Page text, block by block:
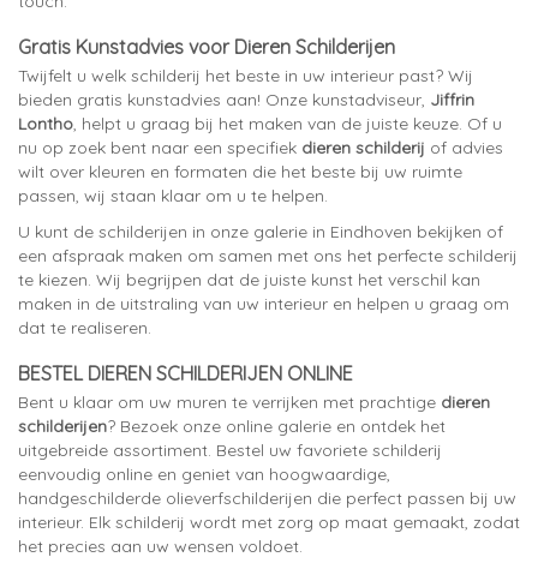
Gratis Kunstadvies voor Dieren Schilderijen
Twijfelt u welk schilderij het beste in uw interieur past? Wij
bieden gratis kunstadvies aan! Onze kunstadviseur, Jiffrin
Lontho, helpt u graag bij het maken van de juiste keuze. Of u
nu op zoek bent naar een specifiek dieren schilderij of advies
wilt over kleuren en formaten die het beste bij uw ruimte
passen, wij staan klaar om u te helpen.
U kunt de schilderijen in onze galerie in Eindhoven bekijken of
een afspraak maken om samen met ons het perfecte schilderij
te kiezen. Wij begrijpen dat de juiste kunst het verschil kan
maken in de uitstraling van uw interieur en helpen u graag om
dat te realiseren.
BESTEL DIEREN SCHILDERIJEN ONLINE
Bent u klaar om uw muren te verrijken met prachtige dieren
schilderijen? Bezoek onze online galerie en ontdek het
uitgebreide assortiment. Bestel uw favoriete schilderij
eenvoudig online en geniet van hoogwaardige,
handgeschilderde olieverfschilderijen die perfect passen bij uw
interieur. Elk schilderij wordt met zorg op maat gemaakt, zodat
het precies aan uw wensen voldoet.